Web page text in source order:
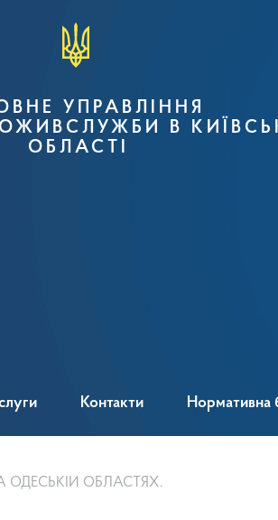
УПРАВЛІННЯ
В
ОБЛАСТІ
Контакти Нормативна
ОДЕСЬКІЙ ОБЛАСТЯХ.